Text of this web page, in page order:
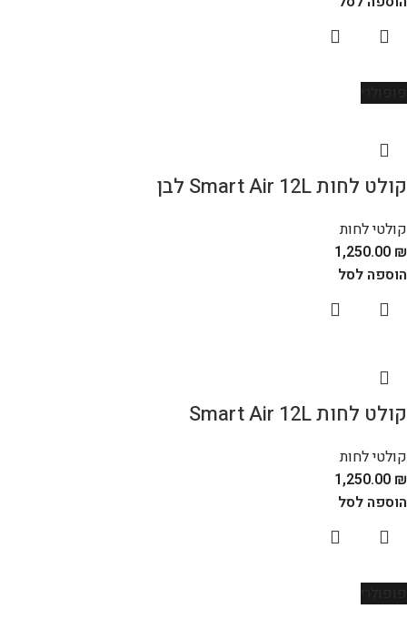
קולט לחות Smart Air 12L לבן
קולטי לחות
1,250.00 ₪
הוספה לסל
קולט לחות Smart Air 12L
קולטי לחות
1,250.00 ₪
הוספה לסל